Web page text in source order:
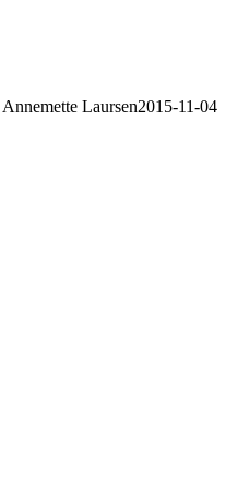
Annemette Laursen2015-11-04